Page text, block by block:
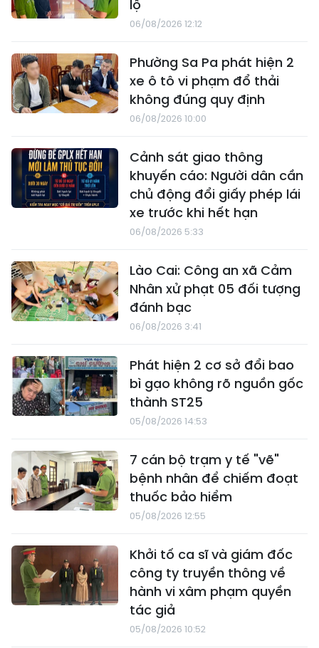
lộ
06/08/2026 12:12
Phường Sa Pa phát hiện 2
xe ô tô vi phạm đổ thải
không đúng quy định
06/08/2026 10:00
Cảnh sát giao thông
khuyến cáo: Người dân cần
chủ động đổi giấy phép lái
xe trước khi hết hạn
06/08/2026 5:33
Lào Cai: Công an xã Cảm
Nhân xử phạt 05 đối tượng
đánh bạc
06/08/2026 3:41
Phát hiện 2 cơ sở đổi bao
bì gạo không rõ nguồn gốc
thành ST25
05/08/2026 14:53
7 cán bộ trạm y tế "vẽ"
bệnh nhân để chiếm đoạt
thuốc bảo hiểm
05/08/2026 12:55
Khởi tố ca sĩ và giám đốc
công ty truyền thông về
hành vi xâm phạm quyền
tác giả
05/08/2026 10:52